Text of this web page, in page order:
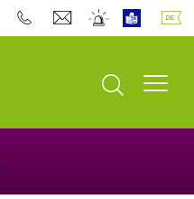
Suche öffnen